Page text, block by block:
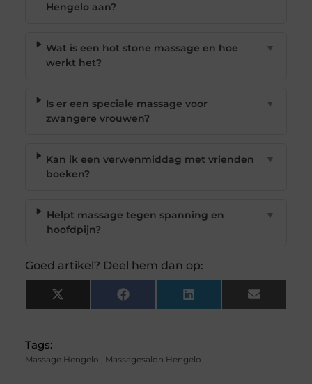
Hengelo aan?
Wat is een hot stone massage en hoe
werkt het?
▼
Is er een speciale massage voor
zwangere vrouwen?
▼
Kan ik een verwenmiddag met vrienden
boeken?
▼
Helpt massage tegen spanning en
hoofdpijn?
▼
Goed artikel? Deel hem dan op:
X
(Twitter)
Facebook LinkedIn Email
Tags:
Massage Hengelo , Massagesalon Hengelo